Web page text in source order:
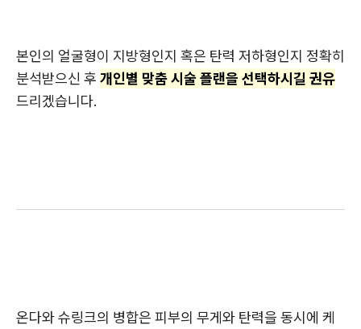
본인의 얼굴형이 지방형인지 혹은 탄력 저하형인지 정확히
분석받으신 후 개인별 맞춤 시술 플랜을 선택하시길 권유
드리겠습니다.
온다와 슈링크의 병합은 피부의 무게와 탄력을 동시에 케